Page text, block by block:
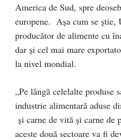
America de Sud, spre
europene. Așa cum se știe,
producător de alimente cu
dar și cel mai mare
la nivel mondial.
„Pe lângă celelalte produse
industrie alimentară aduse
și carne de vită și carne de
aceste două sectoare va fi